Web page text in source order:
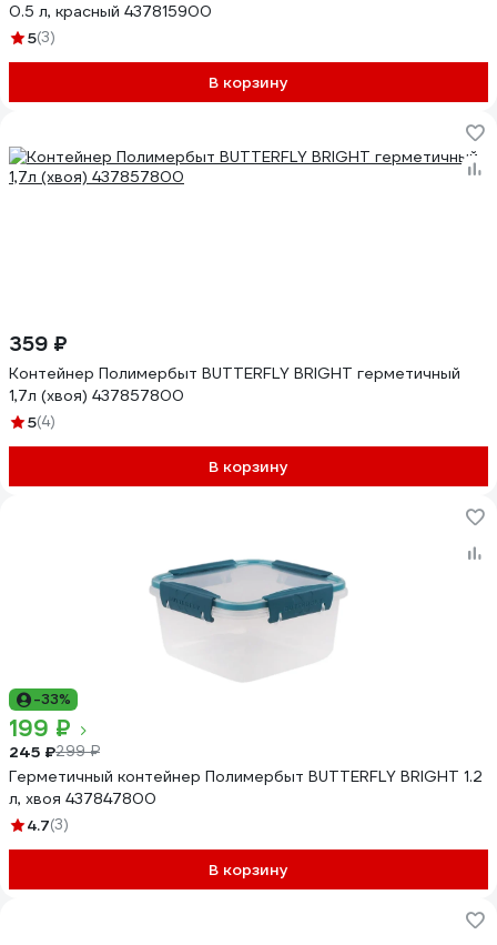
0.5 л, красный 437815900
5(3)
В корзину
359 ₽
Контейнер Полимербыт BUTTERFLY BRIGHT герметичный
1,7л (хвоя) 437857800
5(4)
В корзину
-33%
199 ₽
245 ₽299 ₽
Герметичный контейнер Полимербыт BUTTERFLY BRIGHT 1.2
л, хвоя 437847800
4.7(3)
В корзину